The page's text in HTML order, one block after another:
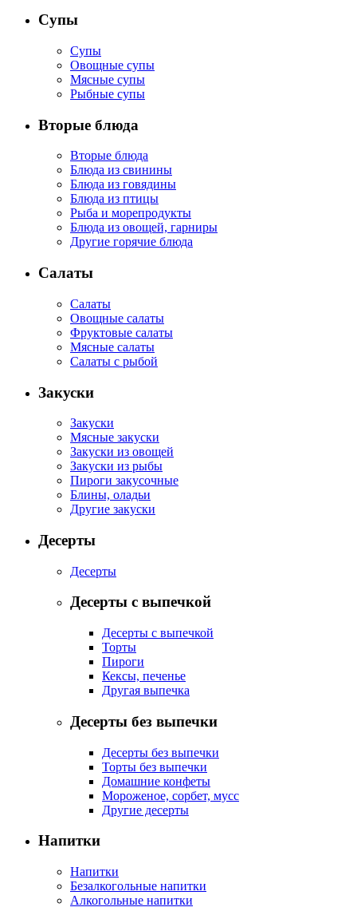
Супы
Супы
Овощные супы
Мясные супы
Рыбные супы
Вторые блюда
Вторые блюда
Блюда из свинины
Блюда из говядины
Блюда из птицы
Рыба и морепродукты
Блюда из овощей, гарниры
Другие горячие блюда
Салаты
Салаты
Овощные салаты
Фруктовые салаты
Мясные салаты
Салаты с рыбой
Закуски
Закуски
Мясные закуски
Закуски из овощей
Закуски из рыбы
Пироги закусочные
Блины, оладьи
Другие закуски
Десерты
Десерты
Десерты с выпечкой
Десерты с выпечкой
Торты
Пироги
Кексы, печенье
Другая выпечка
Десерты без выпечки
Десерты без выпечки
Торты без выпечки
Домашние конфеты
Мороженое, сорбет, мусс
Другие десерты
Напитки
Напитки
Безалкогольные напитки
Алкогольные напитки